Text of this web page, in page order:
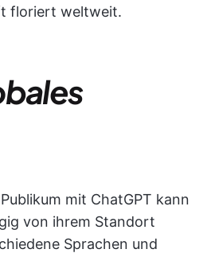
floriert weltweit.
mit ChatGPT kann
von ihrem Standort
Sprachen und